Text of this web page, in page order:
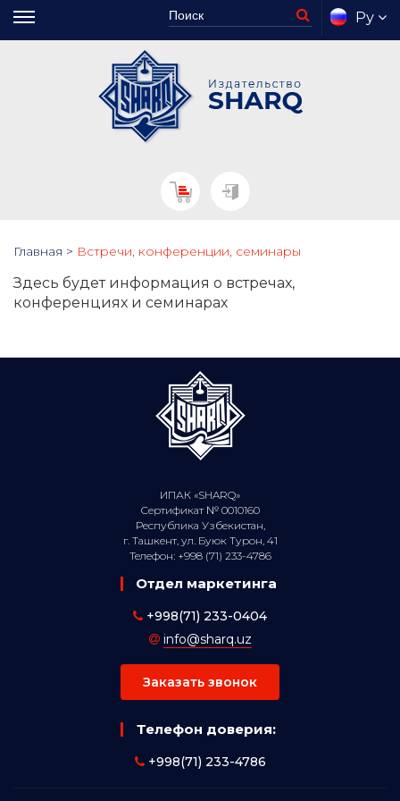
Ру
Главная > Встречи, конференции, семинары
Здесь будет информация о встречах,
конференциях и семинарах
ИПАК «SHARQ»
Сертификат № 0010160
Республика Узбекистан,
г. Ташкент, ул. Буюк Турон, 41
Телефон: +998 (71) 233-4786
Отдел маркетинга
+998(71) 233-0404
info@sharq.uz
Заказать звонок
Телефон доверия:
+998(71) 233-4786